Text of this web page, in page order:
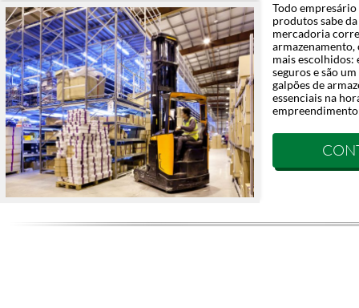
Todo
produtos sabe
mercadoria
armazenamento,
mais escolhidos:
seguros e são
galpões de
essenciais na